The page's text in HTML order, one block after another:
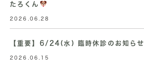
たろくん
2026.06.28
【重要】6/24(水) 臨時休診のお知らせ
2026.06.15